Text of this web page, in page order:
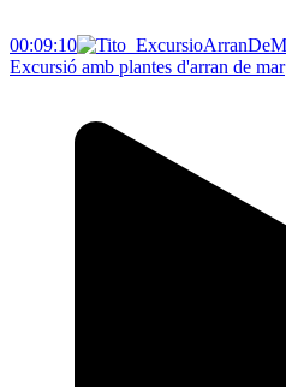
00:09:10
Excursió amb plantes d'arran de mar